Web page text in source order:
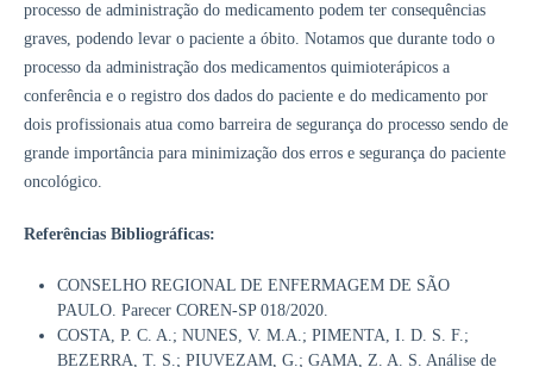
processo de administração do medicamento podem ter consequências
graves, podendo levar o paciente a óbito. Notamos que durante todo o
processo da administração dos medicamentos quimioterápicos a
conferência e o registro dos dados do paciente e do medicamento por
dois profissionais atua como barreira de segurança do processo sendo de
grande importância para minimização dos erros e segurança do paciente
oncológico.
Referências Bibliográficas:
CONSELHO REGIONAL DE ENFERMAGEM DE SÃO
PAULO. Parecer COREN-SP 018/2020.
COSTA, P. C. A.; NUNES, V. M.A.; PIMENTA, I. D. S. F.;
BEZERRA, T. S.; PIUVEZAM, G.; GAMA, Z. A. S. Análise de